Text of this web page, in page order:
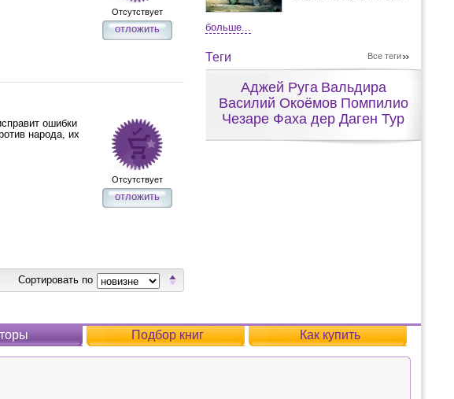
Отсутствует
отложить
ошибки
народа, их
Отсутствует
отложить
Сортировать по
больше...
Теги Все теги
Аджей Руга Вальдира
Василий Окоёмов Помпилио
Чезаре Фаха дер Даген Тур
Подбор книг Как купить